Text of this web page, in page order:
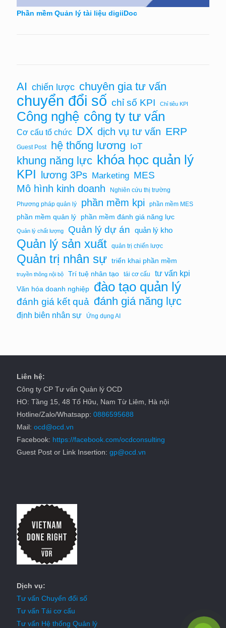
Phần mềm Quản lý tài liệu digiiDoc
AI chiến lược chuyên gia tư vấn
chuyển đổi số chỉ số KPI Chỉ tiêu KPI
Công nghệ công ty tư vấn
Cơ cấu tổ chức DX dịch vụ tư vấn ERP
Guest Post hệ thống lương IoT
khung năng lực khóa học quản lý
KPI lương 3Ps Marketing MES
Mô hình kinh doanh
Nghiên cứu thị trường
Phương pháp quản lý
phần mềm kpi phần mềm MES
phần mềm quản lý phần mềm đánh giá năng lực
Quản lý chất lượng Quản lý dự án quản lý kho
Quản lý sản xuất quản trị chiến lược
Quản trị nhân sự triển khai phần mềm
truyền thông nội bộ Trí tuệ nhân tạo tái cơ cấu tư vấn kpi
Văn hóa doanh nghiệp đào tạo quản lý
đánh giá kết quả đánh giá năng lực
định biên nhân sự Ứng dụng AI
Liên hệ:
Công ty CP Tư vấn Quản lý OCD
HO: Tầng 15, 48 Tố Hữu, Nam Từ Liêm, Hà nội
Hotline/Zalo/Whatsapp: 0886595688
Mail: ocd@ocd.vn
Facebook: https://facebook.com/ocdconsulting
Guest Post or Link Insertion: gp@ocd.vn
Dịch vụ:
Tư vấn Chuyển đổi số
Tư vấn Tái cơ cấu
Tư vấn Hệ thống Quản lý